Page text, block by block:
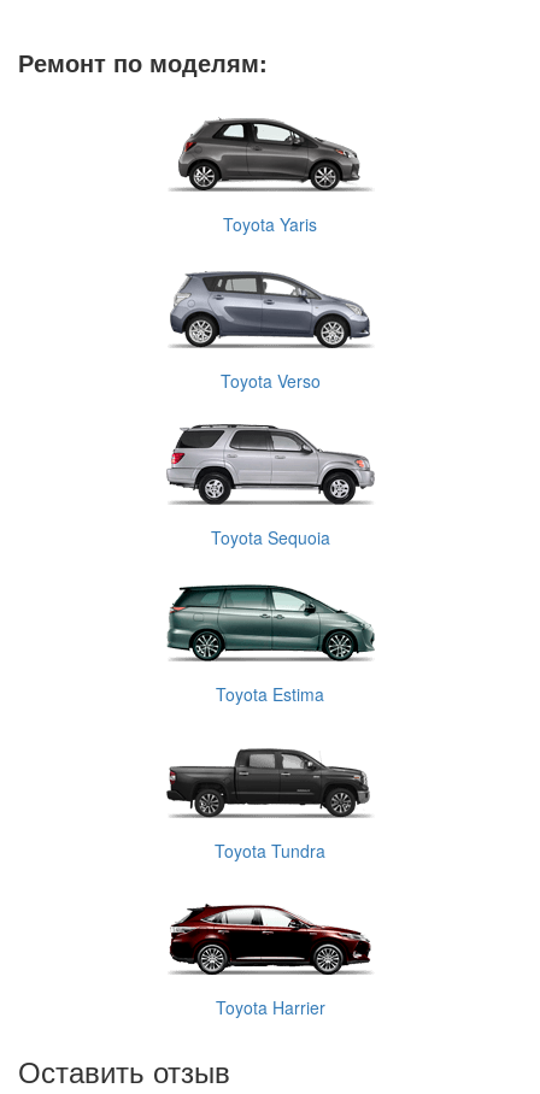
Ремонт по моделям:
Toyota Yaris
Toyota Verso
Toyota Sequoia
Toyota Estima
Toyota Tundra
Toyota Harrier
Оставить отзыв